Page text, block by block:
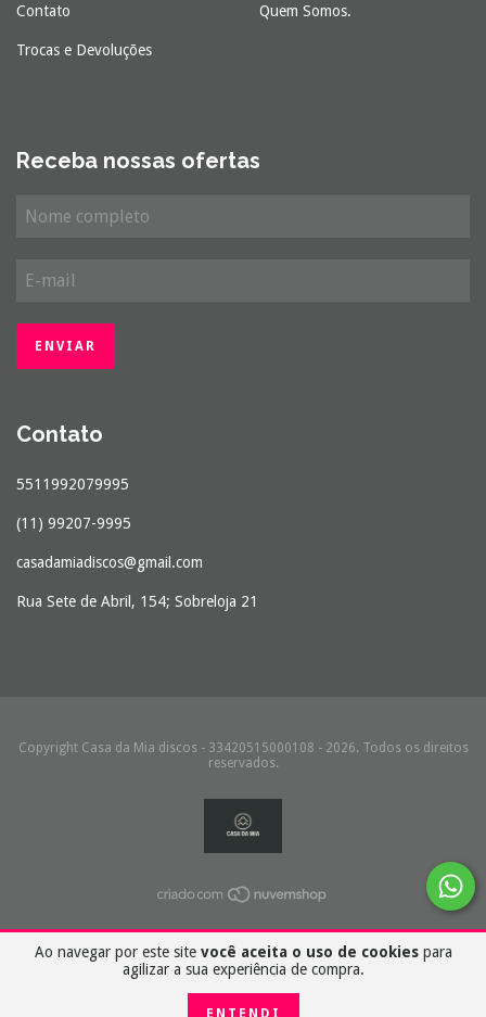
Ao navegar por este site você aceita o uso de cookiespara
agilizar a sua experiência de compra.
ENTENDI
Contato Quem Somos.
Trocas e Devoluções
Receba nossas ofertas
Contato
5511992079995
(11) 99207-9995
casadamiadiscos@gmail.com
Rua Sete de Abril, 154; Sobreloja 21
Copyright Casa da Mia discos - 33420515000108 - 2026. Todos os direitos
reservados.